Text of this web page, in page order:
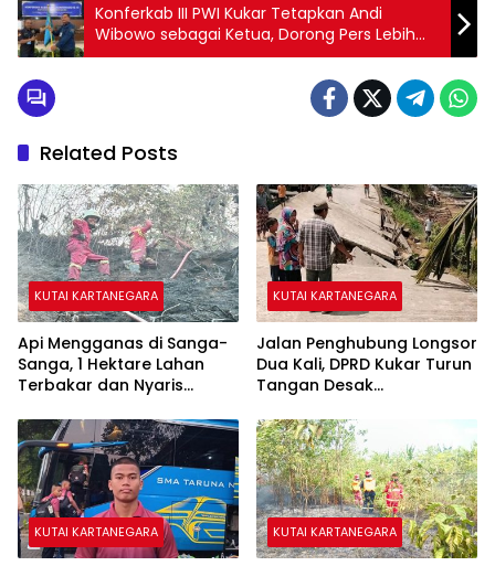
Konferkab III PWI Kukar Tetapkan Andi
Wibowo sebagai Ketua, Dorong Pers Lebih
Dekat dengan Masyarakat
Related Posts
KUTAI KARTANEGARA
Api Mengganas di Sanga-
Sanga, 1 Hektare Lahan
Terbakar dan Nyaris
KUTAI KARTANEGARA
Jalan Penghubung Longsor
Dua Kali, DPRD Kukar Turun
Tangan Desak
KUTAI KARTANEGARA KUTAI KARTANEGARA